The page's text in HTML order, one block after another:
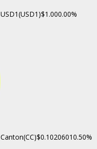
USD1(USD1)$1.000.00%
Canton(CC)$0.10206010.50%